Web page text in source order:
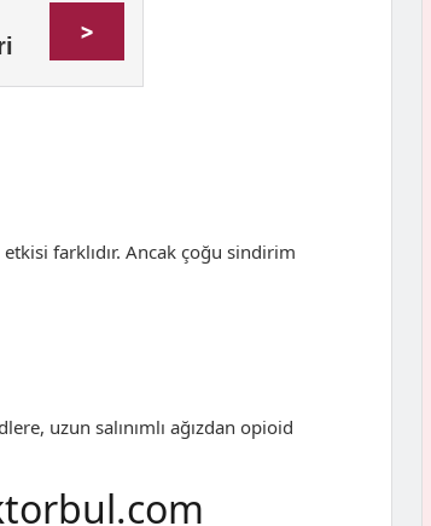
farklıdır. Ancak çoğu sindirim
uzun salınımlı ağızdan opioid